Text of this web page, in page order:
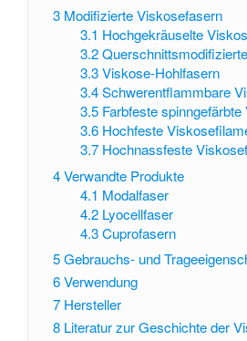
3 Modifizierte Viskosefasern
3.1 Hochgekräuselte
3.2
3.3 Viskose-Hohlfasern
3.4 Schwerentflammbare
3.5 Farbfeste
3.6 Hochfeste
3.7 Hochnassfeste
4Verwandte Produkte
4.1 Modalfaser
4.2 Lyocellfaser
4.3 Cuprofasern
5Gebrauchs- und
6Verwendung
7 Hersteller
8 Literatur zur Geschichte der